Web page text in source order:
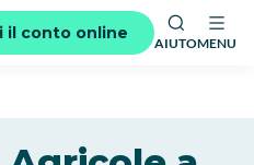
il conto online
AIUTOMENU